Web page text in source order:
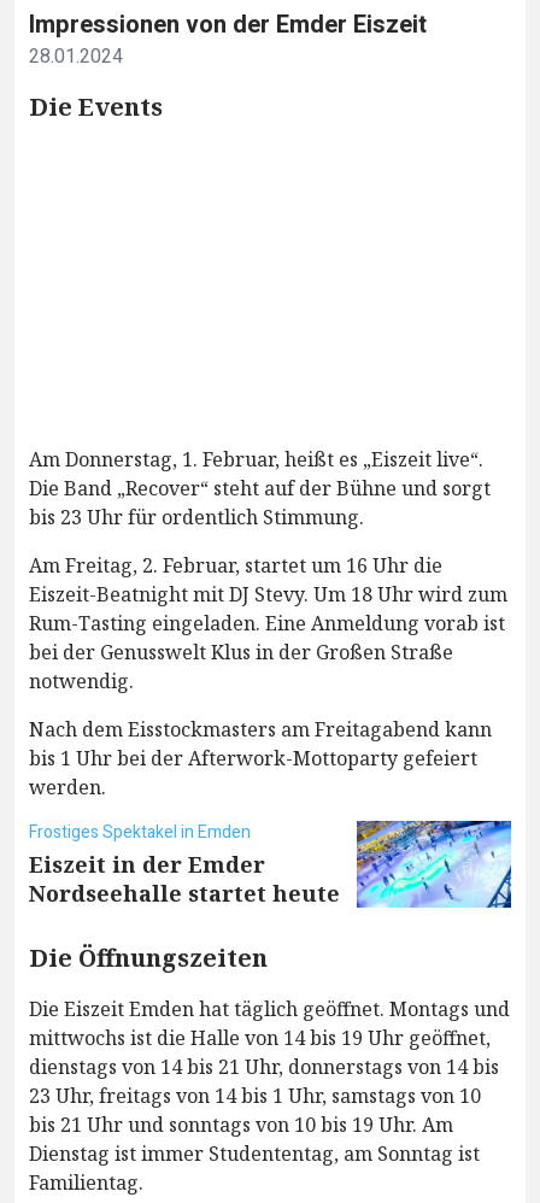
Impressionen von der Emder Eiszeit
28.01.2024
Die Events
Am Donnerstag, 1. Februar, heißt es „Eiszeit live“.
Die Band „Recover“ steht auf der Bühne und sorgt
bis 23 Uhr für ordentlich Stimmung.
Am Freitag, 2. Februar, startet um 16 Uhr die
Eiszeit-Beatnight mit DJ Stevy. Um 18 Uhr wird zum
Rum-Tasting eingeladen. Eine Anmeldung vorab ist
bei der Genusswelt Klus in der Großen Straße
notwendig.
Nach dem Eisstockmasters am Freitagabend kann
bis 1 Uhr bei der Afterwork-Mottoparty gefeiert
werden.
Frostiges Spektakel in Emden
Eiszeit in der Emder
Nordseehalle startet heute
Die Öffnungszeiten
Die Eiszeit Emden hat täglich geöffnet. Montags und
mittwochs ist die Halle von 14 bis 19 Uhr geöffnet,
dienstags von 14 bis 21 Uhr, donnerstags von 14 bis
23 Uhr, freitags von 14 bis 1 Uhr, samstags von 10
bis 21 Uhr und sonntags von 10 bis 19 Uhr. Am
Dienstag ist immer Studententag, am Sonntag ist
Familientag.